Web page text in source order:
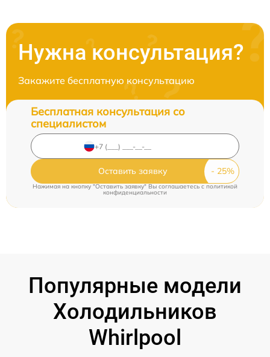
Нужна консультация?
Закажите бесплатную консультацию
Бесплатная консультация со
специалистом
Оставить заявку
Нажимая на кнопку "Оставить заявку" Вы соглашаетесь c политикой
конфиденциальности
Популярные модели
Холодильников
Whirlpool